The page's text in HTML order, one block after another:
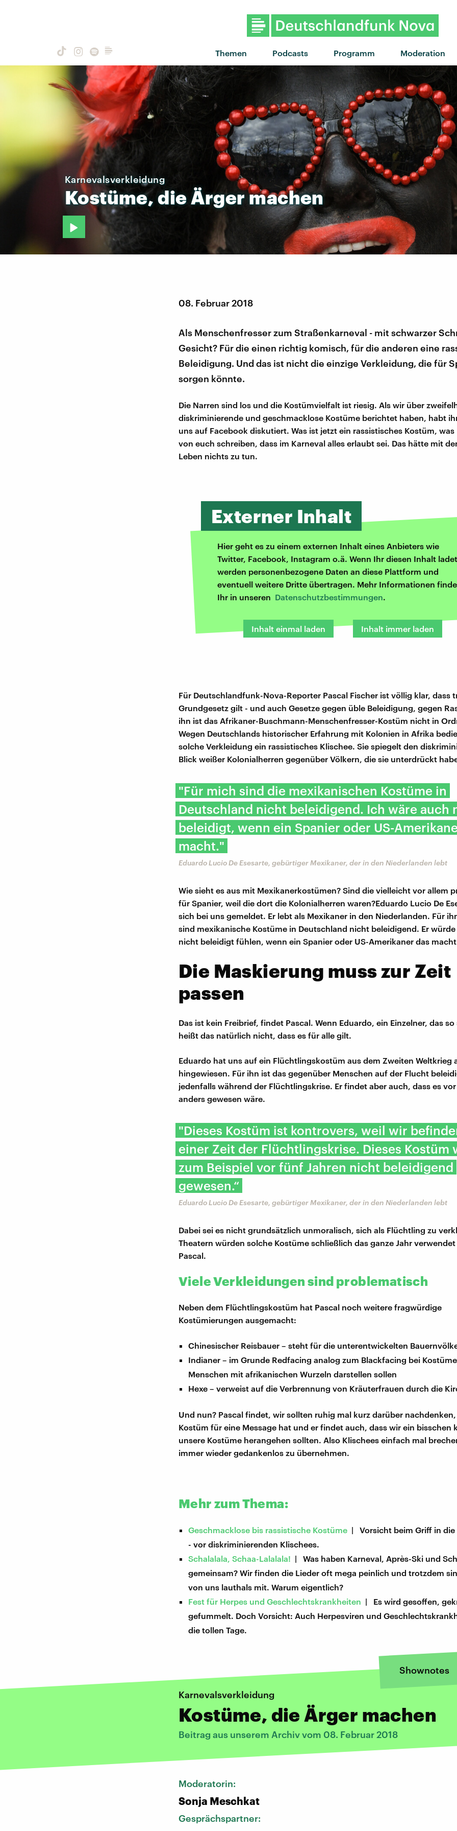
Themen Podcasts Programm Moderation
"Gold" von Luna
Karnevalsverkleidung
Kostüme,die Ärgermachen
08. Februar 2018
Als Menschenfresser zum Straßenkarneval - mit schwarzer
Gesicht? Für die einen richtig komisch, für die anderen eine
Beleidigung. Und das ist nicht die einzige Verkleidung, die für
sorgen könnte.
Die Narren sind los und die Kostümvielfalt ist riesig. Als wir über
diskriminierende und geschmacklose Kostüme berichtet haben, habt
uns auf Facebook diskutiert. Was ist jetzt ein rassistisches Kostüm, was
von euch schreiben, dass im Karneval alles erlaubt sei. Das hätte mit
Leben nichts zu tun.
Externer Inhalt
Hier geht es zu einem externen Inhalt eines Anbieters wie
Twitter, Facebook, Instagram o.ä. Wenn Ihr diesen Inhalt
werden personenbezogene Daten an diese Plattform und
eventuell weitere Dritte übertragen. Mehr Informationen
Ihr in unseren Datenschutzbestimmungen.
Inhalt einmal laden Inhalt immer laden
Für Deutschlandfunk-Nova-Reporter Pascal Fischer ist völlig klar, dass
Grundgesetz gilt - und auch Gesetze gegen üble Beleidigung, gegen
ihn ist das Afrikaner-Buschmann-Menschenfresser-Kostüm nicht in
Wegen Deutschlands historischer Erfahrung mit Kolonien in Afrika
solche Verkleidung ein rassistisches Klischee. Sie spiegelt den
Blick weißer Kolonialherren gegenüber Völkern, die sie unterdrückt
"Für mich sind die mexikanischen Kostüme in
Deutschland nicht beleidigend. Ich wäre auch
beleidigt, wenn ein Spanier oder US-
macht."
Eduardo Lucio De Esesarte, gebürtiger Mexikaner, der in den Niederlanden lebt
Wie sieht es aus mit Mexikanerkostümen? Sind die vielleicht vor allem
für Spanier, weil die dort die Kolonialherren waren?Eduardo Lucio De
sich bei uns gemeldet. Er lebt als Mexikaner in den Niederlanden. Für
sind mexikanische Kostüme in Deutschland nicht beleidigend. Er
nicht beleidigt fühlen, wenn ein Spanier oder US-Amerikaner das
Die Maskierung muss zur Zeit
passen
Das ist kein Freibrief, findet Pascal. Wenn Eduardo, ein Einzelner, das
heißt das natürlich nicht, dass es für alle gilt.
Eduardo hat uns auf ein Flüchtlingskostüm aus dem Zweiten Weltkrieg
hingewiesen. Für ihn ist das gegenüber Menschen auf der Flucht
jedenfalls während der Flüchtlingskrise. Er findet aber auch, dass es
anders gewesen wäre.
"Dieses Kostüm ist kontrovers, weil wir
einer Zeit der Flüchtlingskrise. Dieses Kostüm
zum Beispiel vor fünf Jahren nicht beleidigend
gewesen.“
Eduardo Lucio De Esesarte, gebürtiger Mexikaner, der in den Niederlanden lebt
Dabei sei es nicht grundsätzlich unmoralisch, sich als Flüchtling zu
Theatern würden solche Kostüme schließlich das ganze Jahr
Pascal.
Viele Verkleidungen sind problematisch
Neben dem Flüchtlingskostüm hat Pascal noch weitere fragwürdige
Kostümierungen ausgemacht:
Chinesischer Reisbauer – steht für die unterentwickelten
Indianer – im Grunde Redfacing analog zum Blackfacing bei
Menschen mit afrikanischen Wurzeln darstellen sollen
Hexe – verweist auf die Verbrennung von Kräuterfrauen durch die
Und nun? Pascal findet, wir sollten ruhig mal kurz darüber
Kostüm für eine Message hat und er findet auch, dass wir ein bisschen
unsere Kostüme herangehen sollten. Also Klischees einfach mal
immer wieder gedankenlos zu übernehmen.
Mehr zum Thema:
Geschmacklose bis rassistische Kostüme | Vorsicht beim Griff in die
- vor diskriminierenden Klischees.
Schalalala, Schaa-Lalalala! | Was haben Karneval, Après-Ski und
gemeinsam? Wir finden die Lieder oft mega peinlich und trotzdem
von uns lauthals mit. Warum eigentlich?
Fest für Herpes und Geschlechtskrankheiten | Es wird gesoffen,
gefummelt. Doch Vorsicht: Auch Herpesviren und
die tollen Tage.
Shownotes
Karnevalsverkleidung
Kostüme, die Ärger machen
Beitrag aus unserem Archiv vom 08. Februar 2018
Moderatorin:
Sonja Meschkat
Gesprächspartner: